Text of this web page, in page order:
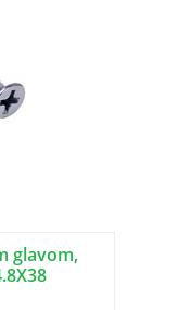
glavom,